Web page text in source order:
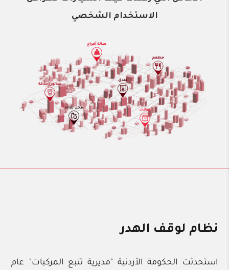
الاستخدام الشخصي
نظام لوقف الهدر
استحدثت الحكومة الأردنية "مديرية تتبع المركبات" عام